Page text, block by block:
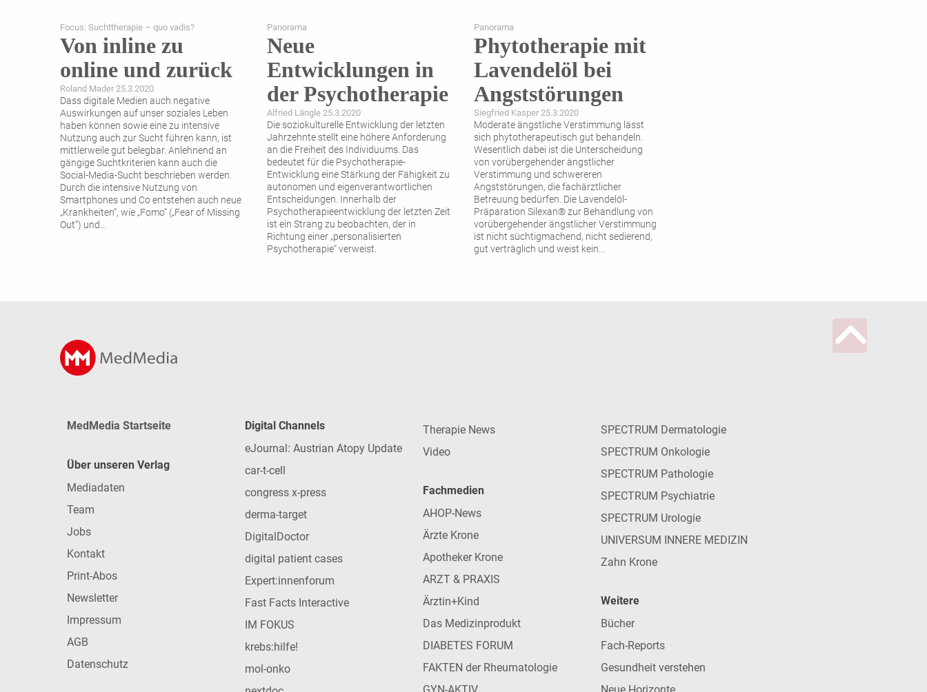
Focus: Suchttherapie – quo vadis?
Von inline zu
online und zurück
Roland Mader 25.3.2020
Dass digitale Medien auch negative
Auswirkungen auf unser soziales Leben
haben können sowie eine zu intensive
Nutzung auch zur Sucht führen kann, ist
mittlerweile gut belegbar. Anlehnend an
gängige Suchtkriterien kann auch die
Social-Media-Sucht beschrieben werden.
Durch die intensive Nutzung von
Smartphones und Co entstehen auch neue
„Krankheiten“, wie „Fomo“ („Fear of Missing
Out“) und...
Panorama
Neue
Entwicklungen in
der Psychotherapie
Alfried Längle 25.3.2020
Die soziokulturelle Entwicklung der letzten
Jahrzehnte stellt eine höhere Anforderung
an die Freiheit des Individuums. Das
bedeutet für die Psychotherapie-
Entwicklung eine Stärkung der Fähigkeit zu
autonomen und eigenverantwortlichen
Entscheidungen. Innerhalb der
Psychotherapieentwicklung der letzten Zeit
ist ein Strang zu beobachten, der in
Richtung einer „personalisierten
Psychotherapie“ verweist.
Panorama
Phytotherapie mit
Lavendelöl bei
Angststörungen
Siegfried Kasper 25.3.2020
Moderate ängstliche Verstimmung lässt
sich phytotherapeutisch gut behandeln.
Wesentlich dabei ist die Unterscheidung
von vorübergehender ängstlicher
Verstimmung und schwereren
Angststörungen, die fachärztlicher
Betreuung bedürfen. Die Lavendelöl-
Präparation Silexan® zur Behandlung von
vorübergehender ängstlicher Verstimmung
ist nicht süchtigmachend, nicht sedierend,
gut verträglich und weist kein...
MedMedia Startseite
Über unseren Verlag
Mediadaten
Team
Jobs
Kontakt
Print-Abos
Newsletter
Impressum
AGB
Datenschutz
Digital Channels
eJournal: Austrian Atopy Update
car-t-cell
congress x-press
derma-target
DigitalDoctor
digital patient cases
Expert:innenforum
Fast Facts Interactive
IM FOKUS
krebs:hilfe!
mol-onko
Therapie News
Video
Fachmedien
AHOP-News
Ärzte Krone
Apotheker Krone
ARZT & PRAXIS
Ärztin+Kind
Das Medizinprodukt
DIABETES FORUM
FAKTEN der Rheumatologie
GYN-AKTIV
SPECTRUM Dermatologie
SPECTRUM Onkologie
SPECTRUM Pathologie
SPECTRUM Psychiatrie
SPECTRUM Urologie
UNIVERSUM INNERE MEDIZIN
Zahn Krone
Weitere
Bücher
Fach-Reports
Gesundheit verstehen
Neue Horizonte